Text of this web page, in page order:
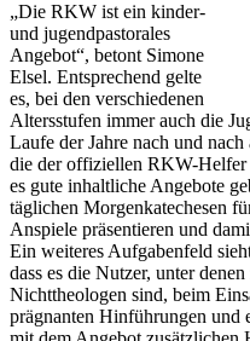
„Die RKW ist ein kinder-
und jugendpastorales
Angebot“, betont Simone
Elsel. Entsprechend gelte
es, bei den verschiedenen
Altersstufen immer auch die
Laufe der Jahre nach und
die der offiziellen RKW-Helfer
es gute inhaltliche Angebote
täglichen Morgenkatechesen
Anspiele präsentieren und
Ein weiteres Aufgabenfeld
dass es die Nutzer, unter
Nichttheologen sind, beim
prägnanten Hinführungen und